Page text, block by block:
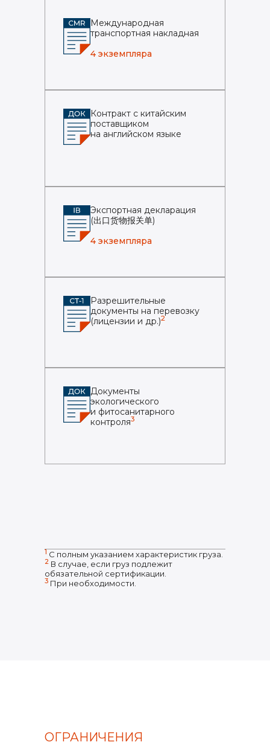
Международная
транспортная накладная
4 экземпляра
Контракт с китайским
поставщиком
на английском языке
Экспортная декларация
(出口货物报关单)
4 экземпляра
Разрешительные
документы на перевозку
(лицензии и др.)2
Документы
экологического
и фитосанитарного
контроля3
1 С полным указанием характеристик груза.
2 В случае, если груз подлежит
обязательной сертификации.
3 При необходимости.
ОГРАНИЧЕНИЯ